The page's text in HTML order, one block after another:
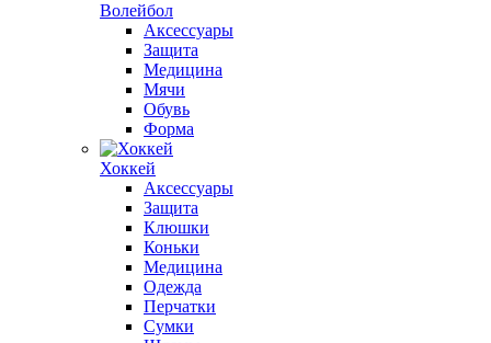
Волейбол
Аксессуары
Защита
Медицина
Мячи
Обувь
Форма
Хоккей
Аксессуары
Защита
Клюшки
Коньки
Медицина
Одежда
Перчатки
Сумки